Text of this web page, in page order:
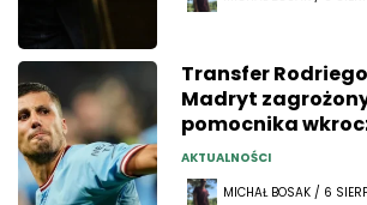
Transfer
Madryt
pomocnika
AKTUALNOŚCI
MICHAŁ BOSAK / 6